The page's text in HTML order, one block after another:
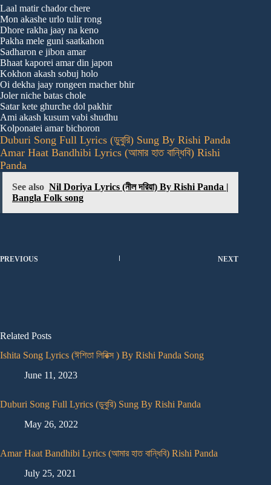
Laal matir chador chere
Mon akashe urlo tulir rong
Dhore rakha jaay na keno
Pakha mele guni saatkahon
Sadharon e jibon amar
Bhaat kaporei amar din japon
Kokhon akash sobuj holo
Oi dekha jaay rongeen macher bhir
Joler niche batas chole
Satar kete ghurche dol pakhir
Ami akash kusum vabi shudhu
Kolponatei amar bichoron
Duburi Song Full Lyrics (ডুবুরি) Sung By Rishi Panda
Amar Haat Bandhibi Lyrics (আমার হাত বান্ধিবি) Rishi
Panda
See also Nil Doriya Lyrics (নীল দরিয়া) By Rishi Panda |
Bangla Folk song
PREVIOUS NEXT
Related Posts
Ishita Song Lyrics (ঈশিতা লিরিক্স ) By Rishi Panda Song
June 11, 2023
Duburi Song Full Lyrics (ডুবুরি) Sung By Rishi Panda
May 26, 2022
Amar Haat Bandhibi Lyrics (আমার হাত বান্ধিবি) Rishi Panda
July 25, 2021